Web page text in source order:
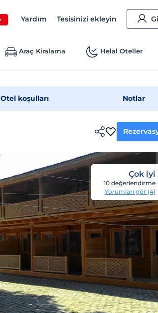
Yardım Tesisinizi ekleyin
Araç Kiralama Helal Oteller
Otel koşulları Notlar
Çok iyi
10 değerlendirme
Yorumları gör (4)